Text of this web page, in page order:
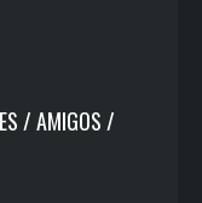
/ AMIGOS /